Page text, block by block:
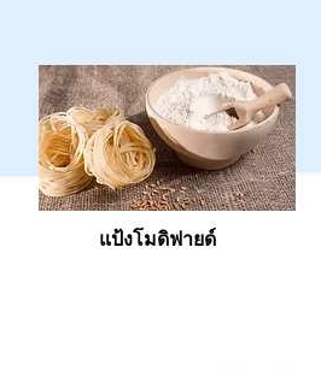
แป้งโมดิฟายด์